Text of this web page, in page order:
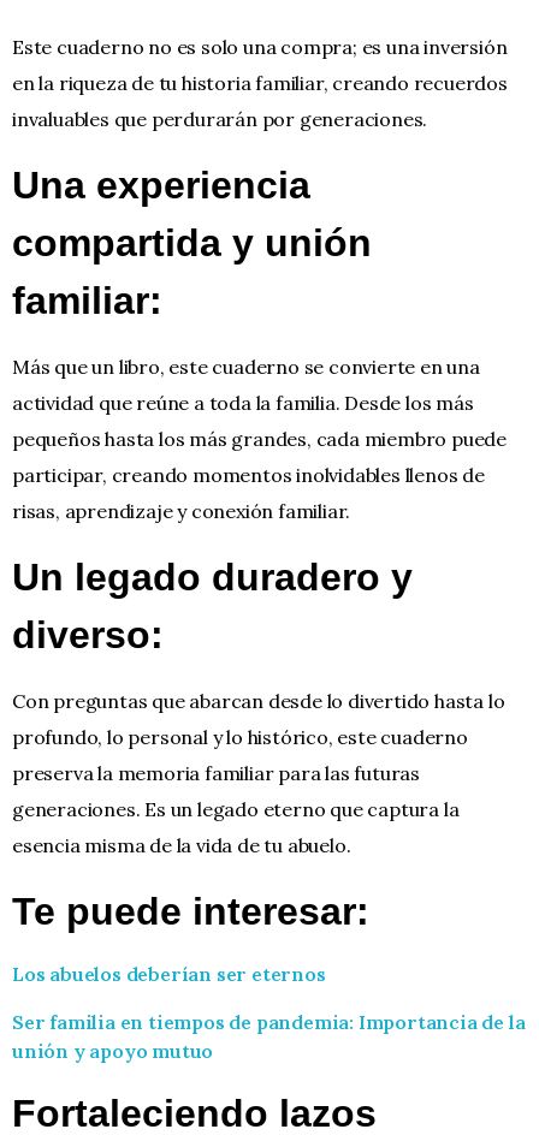
Este cuaderno no es solo una compra; es una inversión
en la riqueza de tu historia familiar, creando recuerdos
invaluables que perdurarán por generaciones.
Una experiencia
compartida y unión
familiar:
Más que un libro, este cuaderno se convierte en una
actividad que reúne a toda la familia. Desde los más
pequeños hasta los más grandes, cada miembro puede
participar, creando momentos inolvidables llenos de
risas, aprendizaje y conexión familiar.
Un legado duradero y
diverso:
Con preguntas que abarcan desde lo divertido hasta lo
profundo, lo personal y lo histórico, este cuaderno
preserva la memoria familiar para las futuras
generaciones. Es un legado eterno que captura la
esencia misma de la vida de tu abuelo.
Te puede interesar:
Los abuelos deberían ser eternos
Ser familia en tiempos de pandemia: Importancia de la
unión y apoyo mutuo
Fortaleciendo lazos